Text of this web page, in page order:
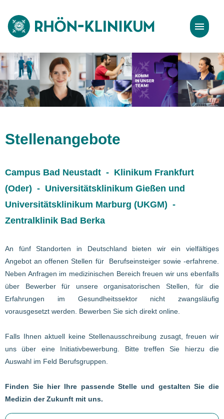
Stellenangebote
Bewerbungstipps
Stellenangebote
Campus Bad Neustadt - Klinikum Frankfurt
(Oder) - Universitätsklinikum Gießen und
Universitätsklinikum Marburg (UKGM) -
Zentralklinik Bad Berka
An fünf Standorten in Deutschland bieten wir ein vielfältiges
Angebot an offenen Stellen für Berufseinsteiger sowie -erfahrene.
Neben Anfragen im medizinischen Bereich freuen wir uns ebenfalls
über Bewerber für unsere organisatorischen Stellen, für die
Erfahrungen im Gesundheitssektor nicht zwangsläufig
vorausgesetzt werden. Bewerben Sie sich direkt online.
Falls Ihnen aktuell keine Stellenausschreibung zusagt, freuen wir
uns über eine Initiativbewerbung. Bitte treffen Sie hierzu die
Auswahl im Feld Berufsgruppen.
Finden Sie hier Ihre passende Stelle und gestalten Sie die
Medizin der Zukunft mit uns.